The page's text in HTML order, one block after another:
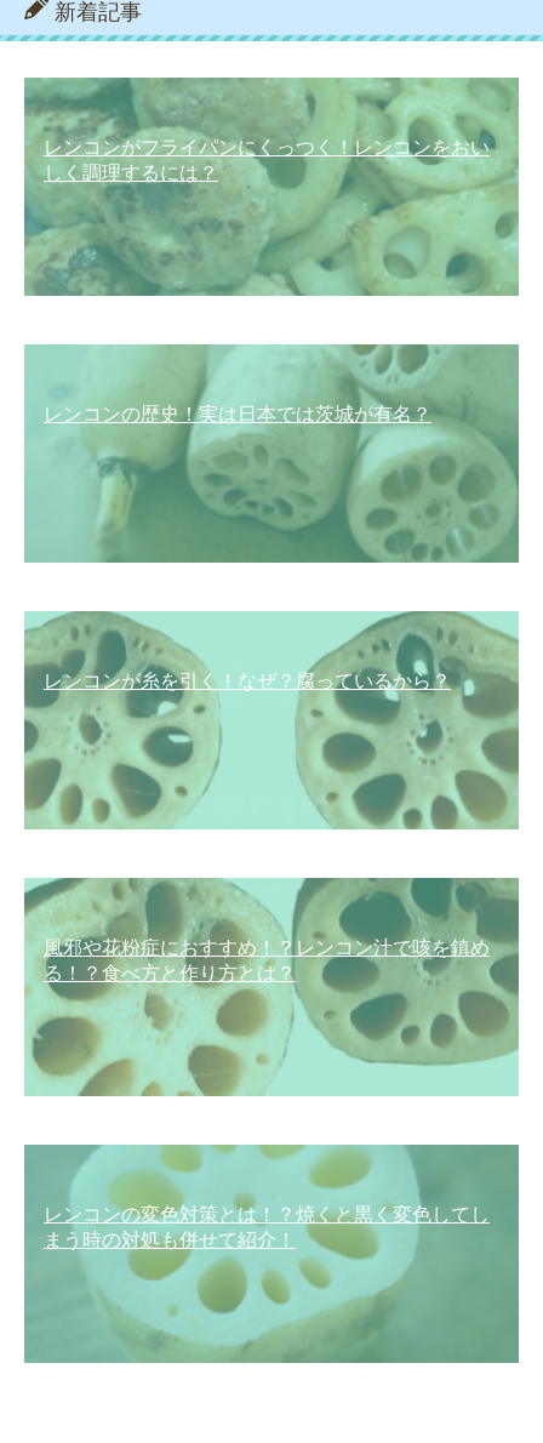
新着記事
レンコンがフライパンにくっつく！レンコンをおい
しく調理するには？
レンコンの歴史！実は日本では茨城が有名？
レンコンが糸を引く！なぜ？腐っているから？
風邪や花粉症におすすめ！？レンコン汁で咳を鎮め
る！？食べ方と作り方とは？
レンコンの変色対策とは！？焼くと黒く変色してし
まう時の対処も併せて紹介！